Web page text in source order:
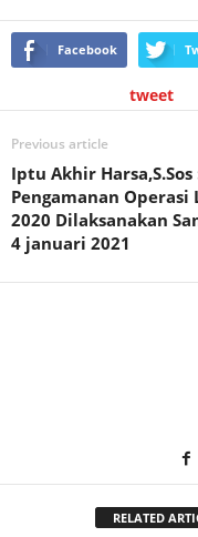
Facebook
tweet
Previous article
Iptu Akhir Harsa,S.Sos
Pengamanan Operasi
2020 Dilaksanakan
4 januari 2021
RELATED